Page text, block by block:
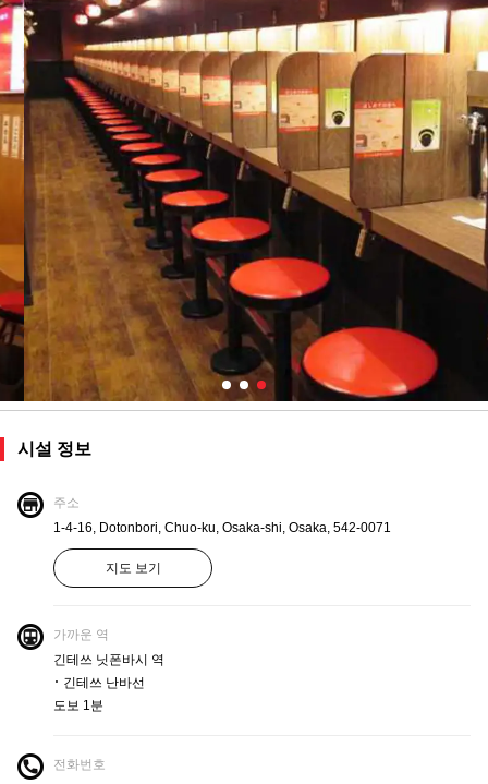
시설 정보
주소
1-4-16, Dotonbori, Chuo-ku, Osaka-shi, Osaka, 542-0071
지도 보기
가까운 역
긴테쓰 닛폰바시 역
･ 긴테쓰 난바선
도보 1분
전화번호